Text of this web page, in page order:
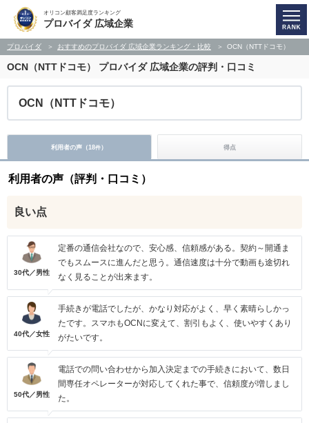
オリコン顧客満足度ランキング
プロバイダ 広域企業
プロバイダ おすすめのプロバイダ 広域企業ランキング・比較 OCN（NTTドコモ）
OCN（NTTドコモ） プロバイダ 広域企業の評判・口コミ
OCN（NTTドコモ）
利用者の声（18件） 得点
利用者の声（評判・口コミ）
良い点
30代／男性
定番の通信会社なので、安心感、信頼感がある。契約～開通ま
でもスムースに進んだと思う。通信速度は十分で動画も途切れ
なく見ることが出来ます。
40代／女性
手続きが電話でしたが、かなり対応がよく、早く素晴らしかっ
たです。スマホもOCNに変えて、割引もよく、使いやすくあり
がたいです。
50代／男性
電話での問い合わせから加入決定までの手続きにおいて、数日
間専任オペレーターが対応してくれた事で、信頼度が増しまし
た。